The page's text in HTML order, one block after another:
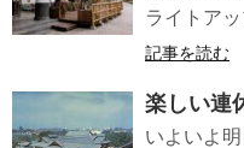
ライトア
記事を読む
楽しい連
いよいよ